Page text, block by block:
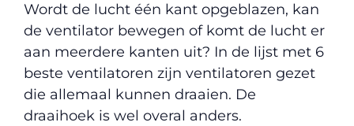
Wordt de lucht één kant opgeblazen, kan
de ventilator bewegen of komt de lucht er
aan meerdere kanten uit? In de lijst met 6
beste ventilatoren zijn ventilatoren gezet
die allemaal kunnen draaien. De
draaihoek is wel overal anders.